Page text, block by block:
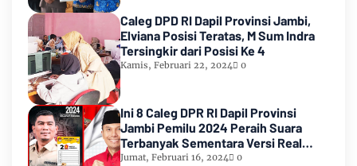
Caleg DPD RI Dapil Provinsi Jambi,
Elviana Posisi Teratas, M Sum Indra
Tersingkir dari Posisi Ke 4
Kamis, Februari 22, 2024 0
Ini 8 Caleg DPR RI Dapil Provinsi
Jambi Pemilu 2024 Peraih Suara
Terbanyak Sementara Versi Real
Count KPU RI
Jumat, Februari 16, 2024 0